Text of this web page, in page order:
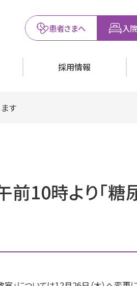
患者さまへ 入
採用情報
す
前10時より「